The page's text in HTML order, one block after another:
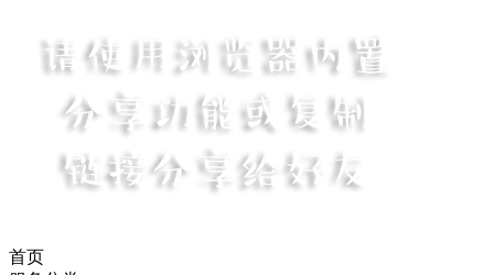
首页